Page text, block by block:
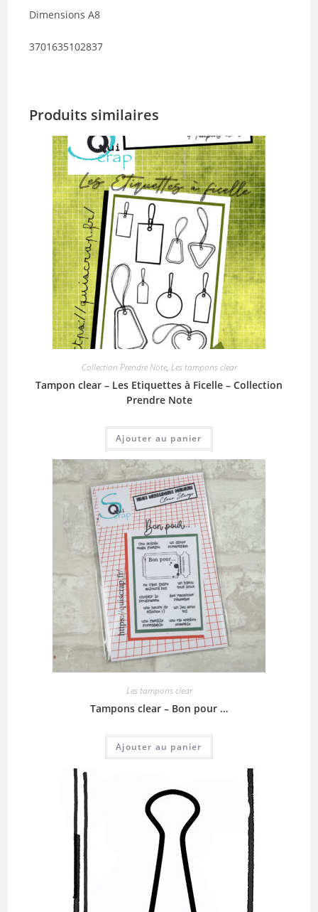
Dimensions A8
3701635102837
Produits similaires
Collection Prendre Note, Les tampons clear
Tampon clear – Les Etiquettes à Ficelle – Collection
Prendre Note
Ajouter au panier
Les tampons clear
Tampons clear – Bon pour …
Ajouter au panier